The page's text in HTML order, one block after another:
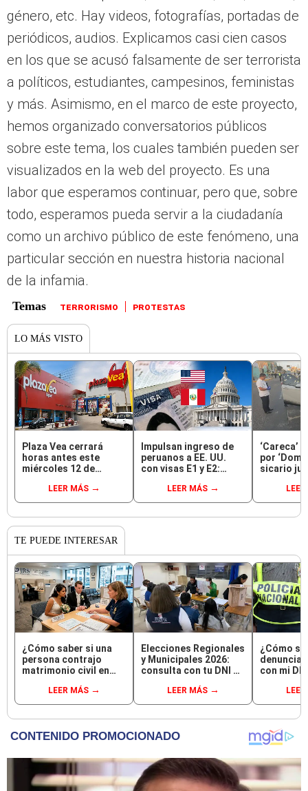
género, etc. Hay videos, fotografías, portadas de
periódicos, audios. Explicamos casi cien casos
en los que se acusó falsamente de ser terrorista
a políticos, estudiantes, campesinos, feministas
y más. Asimismo, en el marco de este proyecto,
hemos organizado conversatorios públicos
sobre este tema, los cuales también pueden ser
visualizados en la web del proyecto. Es una
labor que esperamos continuar, pero que, sobre
todo, esperamos pueda servir a la ciudadanía
como un archivo público de este fenómeno, una
particular sección en nuestra historia nacional
de la infamia.
TERRORISMO PROTESTAS
LO MÁS VISTO
Plaza Vea cerrará
horas antes este
miércoles 12 de
Perú: tiendas
atenderán hasta las 7
LEER MÁS
Impulsan ingreso de
peruanos a EE. UU.
con visas E1 y E2:
pymes serían los más
beneficiados
LEER MÁS
‘Careca’
por
sicario
crimen
TE PUEDE INTERESAR
¿Cómo saber si una
persona contrajo
matrimonio civil en
LEER MÁS
Elecciones Regionales
y Municipales 2026:
consulta con tu DNI si
miembro de mesa para
este 4 de octubre en el
LEER MÁS
¿Cómo
con mi